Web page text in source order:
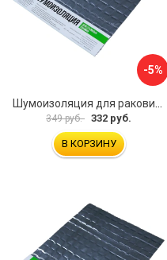
-5%
349 руб. 332 руб.
В КОРЗИНУ